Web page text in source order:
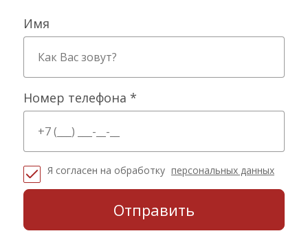
Имя
Номер телефона *
Я согласен на обработку персональных данных